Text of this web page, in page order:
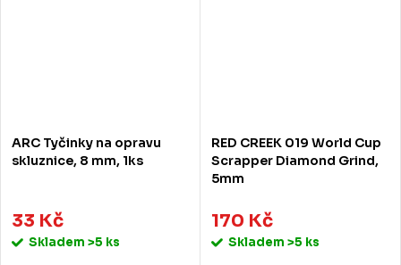
ARC Tyčinky na opravu
skluznice, 8 mm, 1ks
33 Kč
Skladem >5 ks
RED CREEK 019 World Cup
Scrapper Diamond Grind,
5mm
170 Kč
Skladem >5 ks